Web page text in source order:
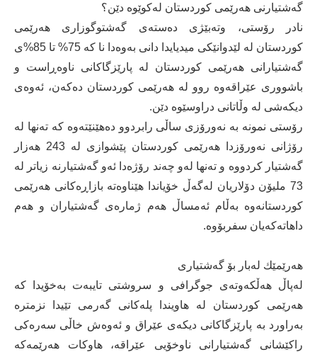
گەشتیارنی هەرێمی كوردستان لەكوێوە دێن؟
نادر رۆستی، وتەبێژی دەستەی گەشتوگوزاری هەرێمی
كوردستان لە لێدوانێكی میدیایدا دانی بەوەدا نا كە 75% تا 85%ی
گەشتیارانی هەرێمی كوردستان لە پارێزگاكانی ناوەڕاست و
باشووری عێراقەوە روو لە هەرێمی كوردستان دەكەن، ئەوەی
دیكەشی لە وڵاتانی دراوسێوە دێن.
رۆستی نمونە بە نەورۆزی ساڵی رابردوو دەهێنێتەوە كە تەنها لە
رۆژانی نەورۆزدا هەرێمی كوردستان پێشوازی لە 243 هەزار
گەشتیار كردووە و تەنها لەو چەند رۆژەدا ئەو گەشتیارنە زیاتر لە
73 ملیۆن دۆلاریان لەگەڵ خۆیاندا هێناوەتە بازاڕەكانی هەرێمی
كوردستانەوە بەڵام ئەمساڵ هەم ژمارەی گەشتیاران و هەم
داهاتەكەیان سفربۆوە.
هەرێمێك لەبار بۆ گەشتیاری
لەپاڵ هەڵكەوتەی جوگرافی و سروشتی تایبەت بەخۆیدا كە
هەرێمی كوردستان لە هاویندا پلەكانی گەرمی تێیدا نزمترە
بەراورد بە پارێزگاكانی دیكەی عێراق و ئەوەش خاڵی سەرەكی
راكێشانی گەشتیارانی ناوخۆیی عێراقە، هاوكات هەرێمەكە